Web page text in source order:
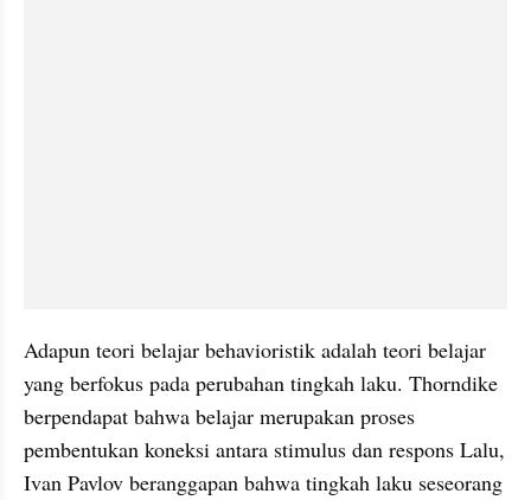
Adapun teori belajar behavioristik adalah teori belajar
yang berfokus pada perubahan tingkah laku. Thorndike
berpendapat bahwa belajar merupakan proses
pembentukan koneksi antara stimulus dan respons Lalu,
Ivan Pavlov beranggapan bahwa tingkah laku seseorang